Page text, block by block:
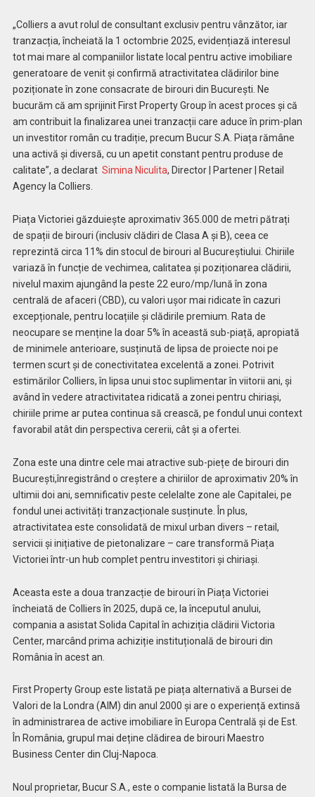
„Colliers a avut rolul de consultant exclusiv pentru vânzător, iar
tranzacția, încheiată la 1 octombrie 2025, evidențiază interesul
tot mai mare al companiilor listate local pentru active imobiliare
generatoare de venit și confirmă atractivitatea clădirilor bine
poziționate în zone consacrate de birouri din București. Ne
bucurăm că am sprijinit First Property Group în acest proces și că
am contribuit la finalizarea unei tranzacții care aduce în prim-plan
un investitor român cu tradiție, precum Bucur S.A. Piața rămâne
una activă și diversă, cu un apetit constant pentru produse de
calitate”, a declarat Simina Niculita, Director | Partener | Retail
Agency la Colliers.
Piața Victoriei găzduiește aproximativ 365.000 de metri pătrați
de spații de birouri (inclusiv clădiri de Clasa A și B), ceea ce
reprezintă circa 11% din stocul de birouri al Bucureștiului. Chiriile
variază în funcție de vechimea, calitatea și poziționarea clădirii,
nivelul maxim ajungând la peste 22 euro/mp/lună în zona
centrală de afaceri (CBD), cu valori ușor mai ridicate în cazuri
excepționale, pentru locațiile și clădirile premium. Rata de
neocupare se menține la doar 5% în această sub-piață, apropiată
de minimele anterioare, susținută de lipsa de proiecte noi pe
termen scurt și de conectivitatea excelentă a zonei. Potrivit
estimărilor Colliers, în lipsa unui stoc suplimentar în viitorii ani, și
având în vedere atractivitatea ridicată a zonei pentru chiriași,
chiriile prime ar putea continua să crească, pe fondul unui context
favorabil atât din perspectiva cererii, cât și a ofertei.
Zona este una dintre cele mai atractive sub-piețe de birouri din
București,înregistrând o creștere a chiriilor de aproximativ 20% în
ultimii doi ani, semnificativ peste celelalte zone ale Capitalei, pe
fondul unei activități tranzacționale susținute. În plus,
atractivitatea este consolidată de mixul urban divers – retail,
servicii și inițiative de pietonalizare – care transformă Piața
Victoriei într-un hub complet pentru investitori și chiriași.
Aceasta este a doua tranzacție de birouri în Piața Victoriei
încheiată de Colliers în 2025, după ce, la începutul anului,
compania a asistat Solida Capital în achiziția clădirii Victoria
Center, marcând prima achiziție instituțională de birouri din
România în acest an.
First Property Group este listată pe piața alternativă a Bursei de
Valori de la Londra (AIM) din anul 2000 și are o experiență extinsă
în administrarea de active imobiliare în Europa Centrală și de Est.
În România, grupul mai deține clădirea de birouri Maestro
Business Center din Cluj-Napoca.
Noul proprietar, Bucur S.A., este o companie listată la Bursa de